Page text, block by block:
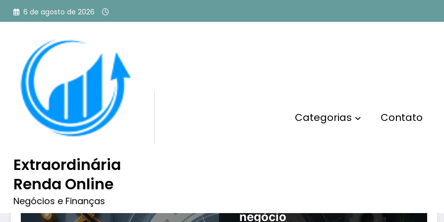
Pular
para
6 de agosto de 2026
Extraordinária
Renda Online
Negócios e Finanças
Categorias Contato
Tag: análise swot pessoal
negócio